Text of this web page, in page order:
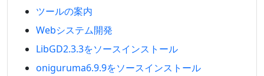
ツールの案内
Webシステム開発
LibGD2.3.3をソースインストール
oniguruma6.9.9をソースインストール